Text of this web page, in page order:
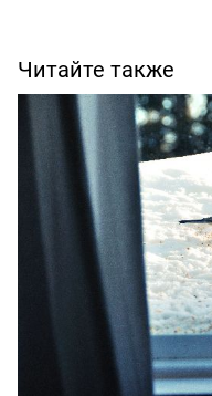
Читайте также